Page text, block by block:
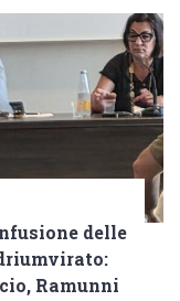
delle
Ramunni